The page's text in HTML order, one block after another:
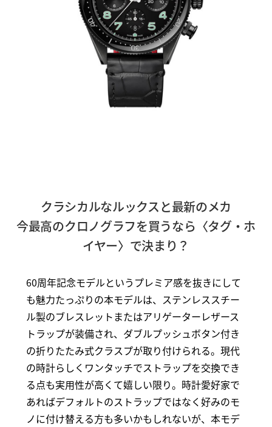
クラシカルなルックスと最新のメカ
今最高のクロノグラフを買うなら〈タグ・ホ
イヤー〉で決まり？
60周年記念モデルというプレミア感を抜きにして
も魅力たっぷりの本モデルは、ステンレススチー
ル製のブレスレットまたはアリゲーターレザース
トラップが装備され、ダブルプッシュボタン付き
の折りたたみ式クラスプが取り付けられる。現代
の時計らしくワンタッチでストラップを交換でき
る点も実用性が高くて嬉しい限り。時計愛好家で
あればデフォルトのストラップではなく好みのモ
ノに付け替える方も多いかもしれないが、本モデ